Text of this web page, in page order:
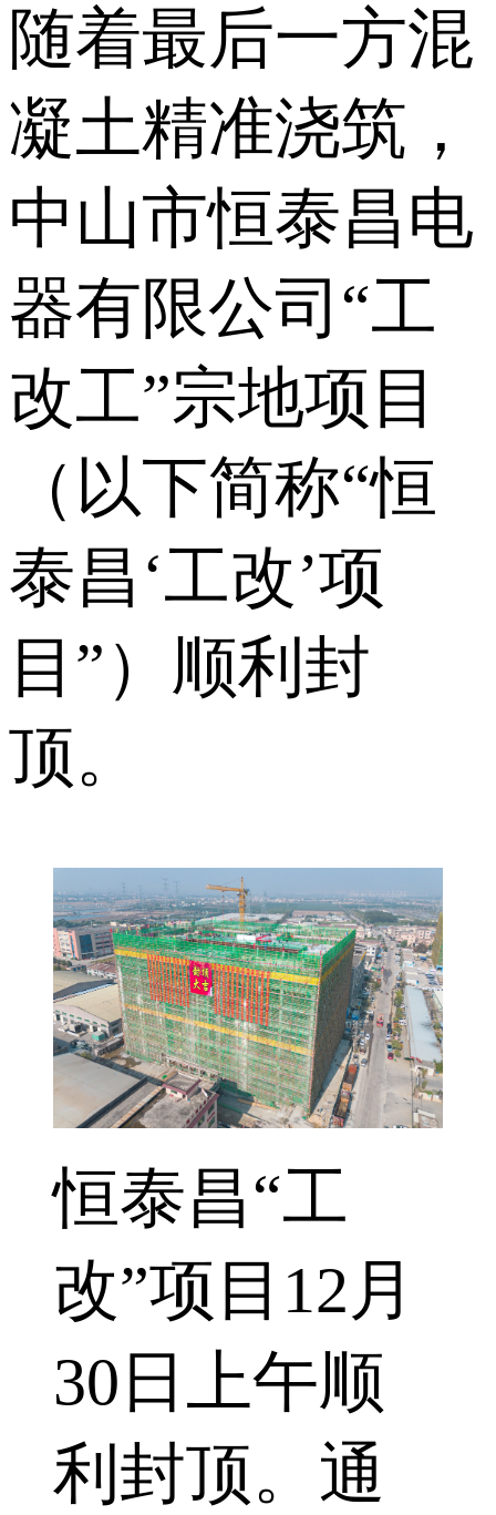
随着最后一方混
凝土精准浇筑，
中山市恒泰昌电
器有限公司“工
改工”宗地项目
（以下简称“恒
泰昌‘工改’项
目”）顺利封
顶。
恒泰昌“工
改”项目12月
30日上午顺
利封顶。通